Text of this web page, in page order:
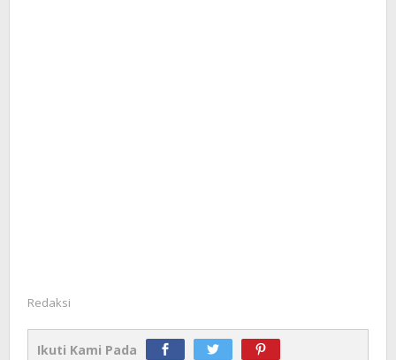
Redaksi
Ikuti Kami Pada